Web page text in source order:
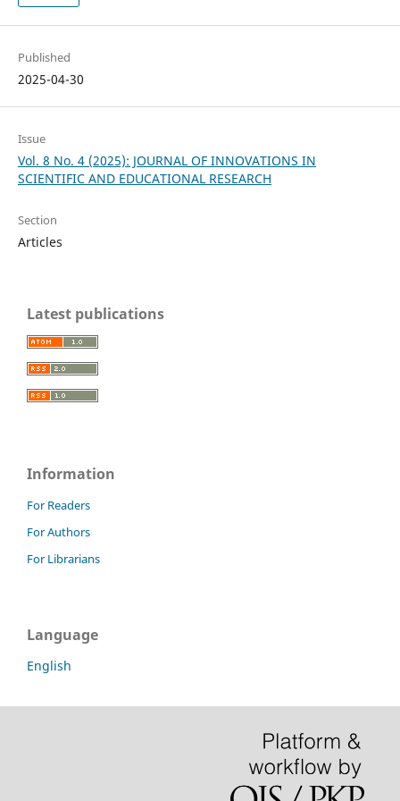
Published
2025-04-30
Issue
Vol. 8 No. 4 (2025): JOURNAL OF INNOVATIONS IN
SCIENTIFIC AND EDUCATIONAL RESEARCH
Section
Articles
Latest publications
Information
For Readers
For Authors
For Librarians
Language
English